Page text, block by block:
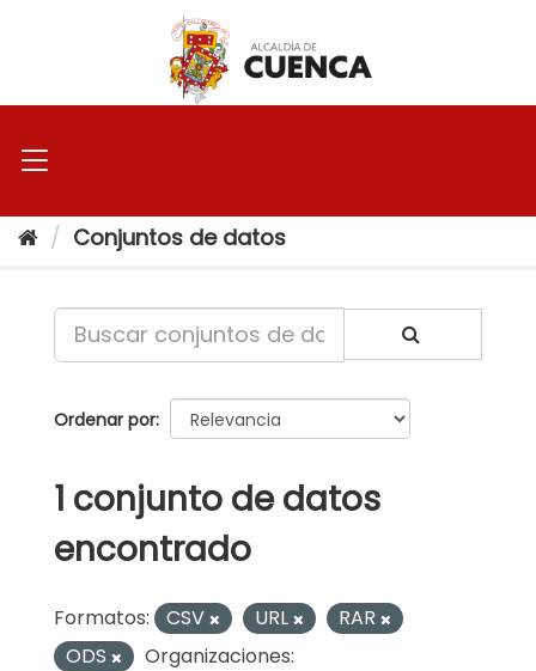
Conjuntos de datos
Ordenar por
1 conjunto de datos
encontrado
Formatos: CSV URL
RAR
ODS
Organizaciones: